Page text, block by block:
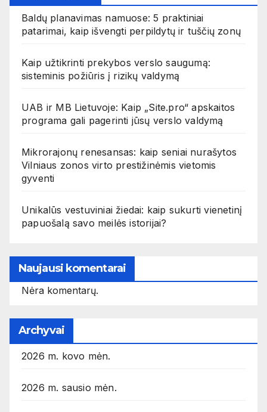
Baldų planavimas namuose: 5 praktiniai
patarimai, kaip išvengti perpildytų ir tuščių zonų
Kaip užtikrinti prekybos verslo saugumą:
sisteminis požiūris į rizikų valdymą
UAB ir MB Lietuvoje: Kaip „Site.pro“ apskaitos
programa gali pagerinti jūsų verslo valdymą
Mikrorajonų renesansas: kaip seniai nurašytos
Vilniaus zonos virto prestižinėmis vietomis
gyventi
Unikalūs vestuviniai žiedai: kaip sukurti vienetinį
papuošalą savo meilės istorijai?
Naujausi komentarai
Nėra komentarų.
Archyvai
2026 m. kovo mėn.
2026 m. sausio mėn.